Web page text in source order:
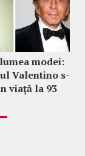
modei:
Valentino s-
viață la 93